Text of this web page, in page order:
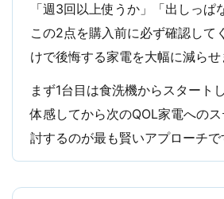
「週3回以上使うか」「出しっぱ
この2点を購入前に必ず確認して
けで後悔する家電を大幅に減らせ
まず1台目は食洗機からスタート
体感してから次のQOL家電への
討するのが最も賢いアプローチで